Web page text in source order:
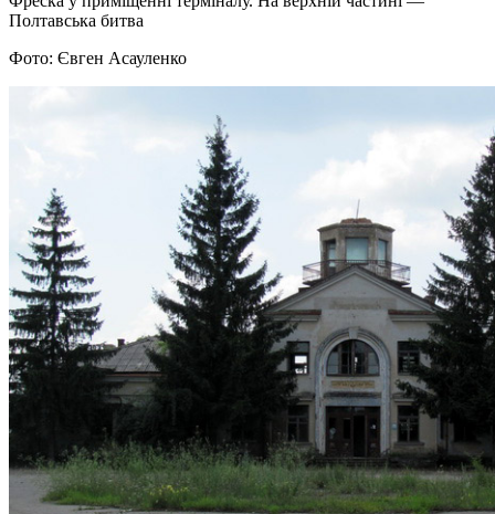
Полтавська битва
Фото: Євген Асауленко